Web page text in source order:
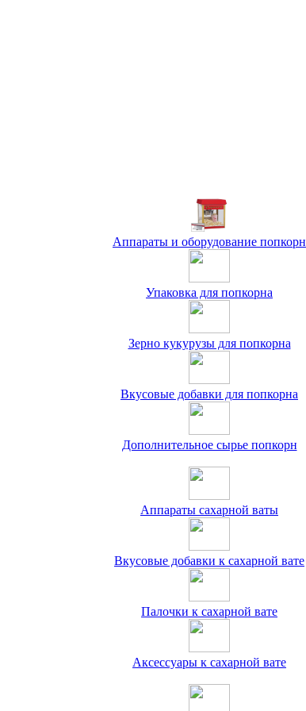
Аппараты и оборудование попкорн
Упаковка для попкорна
Зерно кукурузы для попкорна
Вкусовые добавки для попкорна
Дополнительное сырье попкорн
Аппараты сахарной ваты
Вкусовые добавки к сахарной вате
Палочки к сахарной вате
Аксессуары к сахарной вате